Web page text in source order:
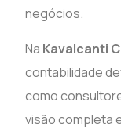
negócios.
Na Kavalcanti
contabilidade
como
visão completa